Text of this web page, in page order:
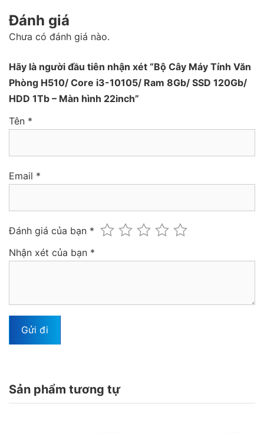
Đánh giá
Chưa có đánh giá nào.
Hãy là người đầu tiên nhận xét “Bộ Cây Máy Tính Văn
Phòng H510/ Core i3-10105/ Ram 8Gb/ SSD 120Gb/
HDD 1Tb – Màn hình 22inch”
Tên *
Email *
Đánh giá của bạn *
Nhận xét của bạn *
Sản phẩm tương tự